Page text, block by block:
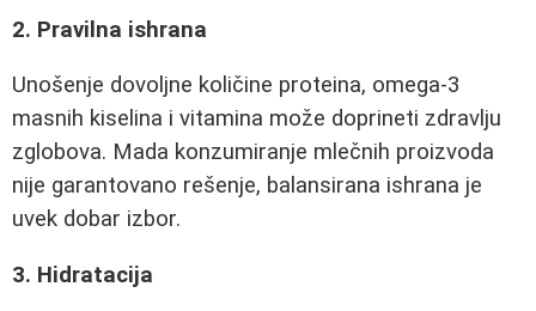
2. Pravilna ishrana
Unošenje dovoljne količine proteina, omega-3
masnih kiselina i vitamina može doprineti zdravlju
zglobova. Mada konzumiranje mlečnih proizvoda
nije garantovano rešenje, balansirana ishrana je
uvek dobar izbor.
3. Hidratacija